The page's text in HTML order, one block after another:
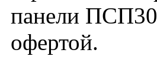
панели
офертой.